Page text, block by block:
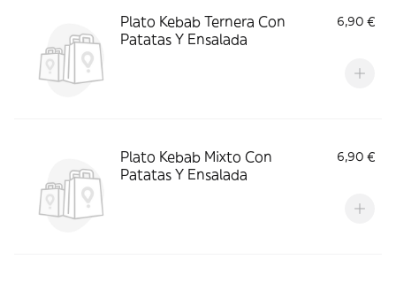
Plato Kebab Ternera Con
Patatas Y Ensalada
6,90 €
Plato Kebab Mixto Con
Patatas Y Ensalada
6,90 €